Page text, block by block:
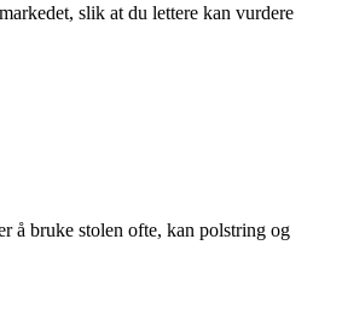
slik at du lettere kan vurdere
å bruke stolen ofte, kan polstring og